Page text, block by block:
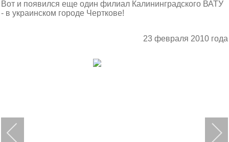
Вот и появился еще один филиал Калининградского ВАТУ
- в украинском городе Черткове!
23 февраля 2010 года